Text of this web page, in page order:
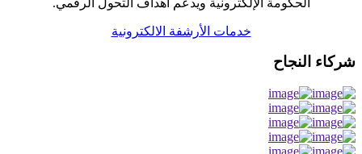
خدمات الأرشفة الالكترونية
شركاء النجاح